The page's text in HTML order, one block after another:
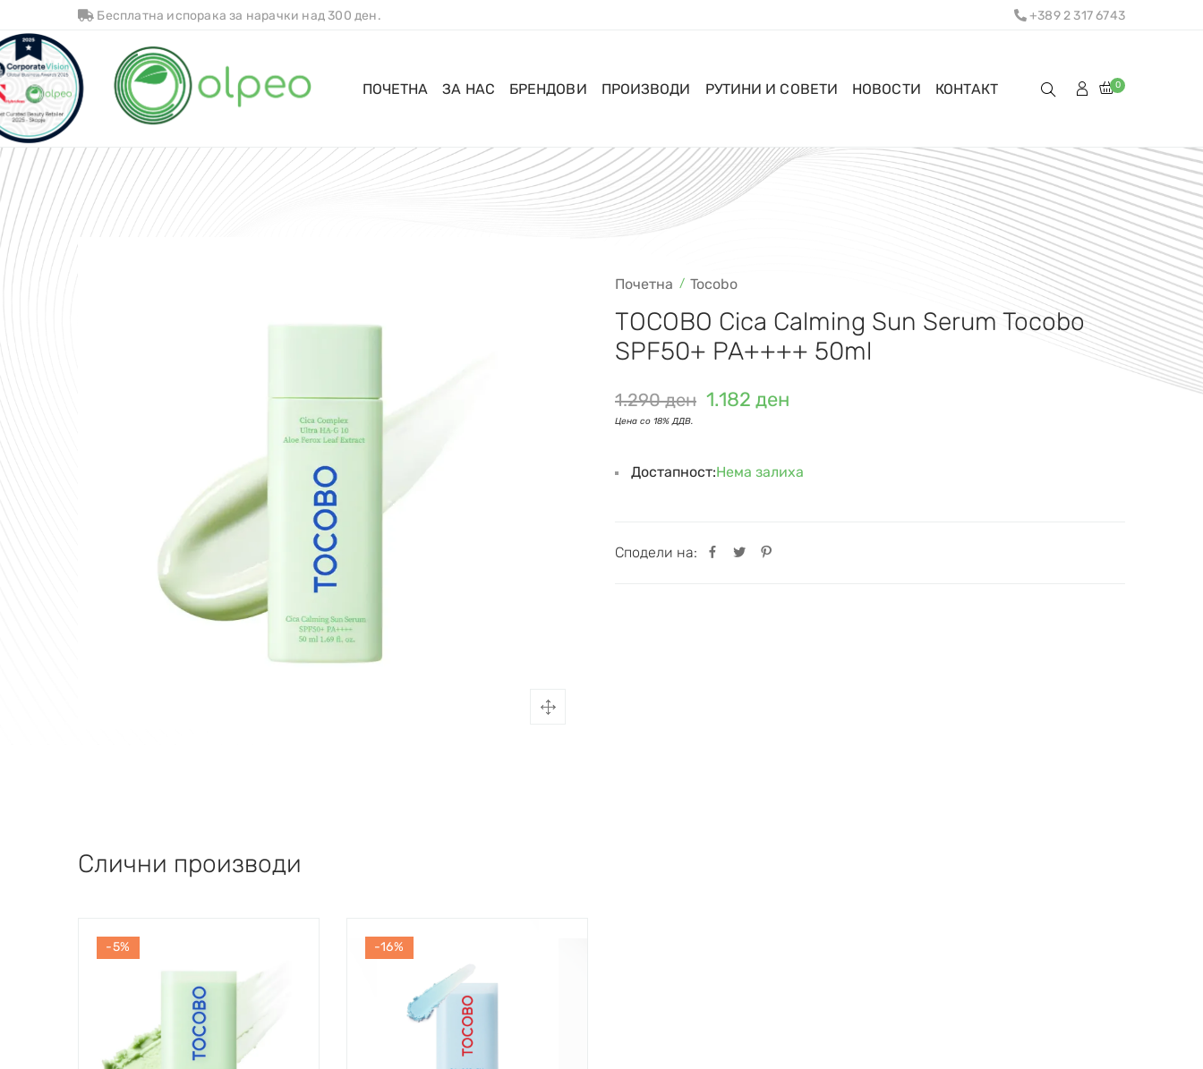
Бесплатна испорака за нарачки над 300 ден. +389 2 317 6743
ПОЧЕТНА ЗА НАС БРЕНДОВИ ПРОИЗВОДИ РУТИНИ И СОВЕТИ НОВОСТИ КОНТАКТ 0
Почетна Tocobo
TOCOBO Cica Calming Sun Serum Tocobo
SPF50+ PA++++ 50ml
1.290ден 1.182 ден
Достапност:Нема залиха
Сподели на:
Слични производи
-5% -16%